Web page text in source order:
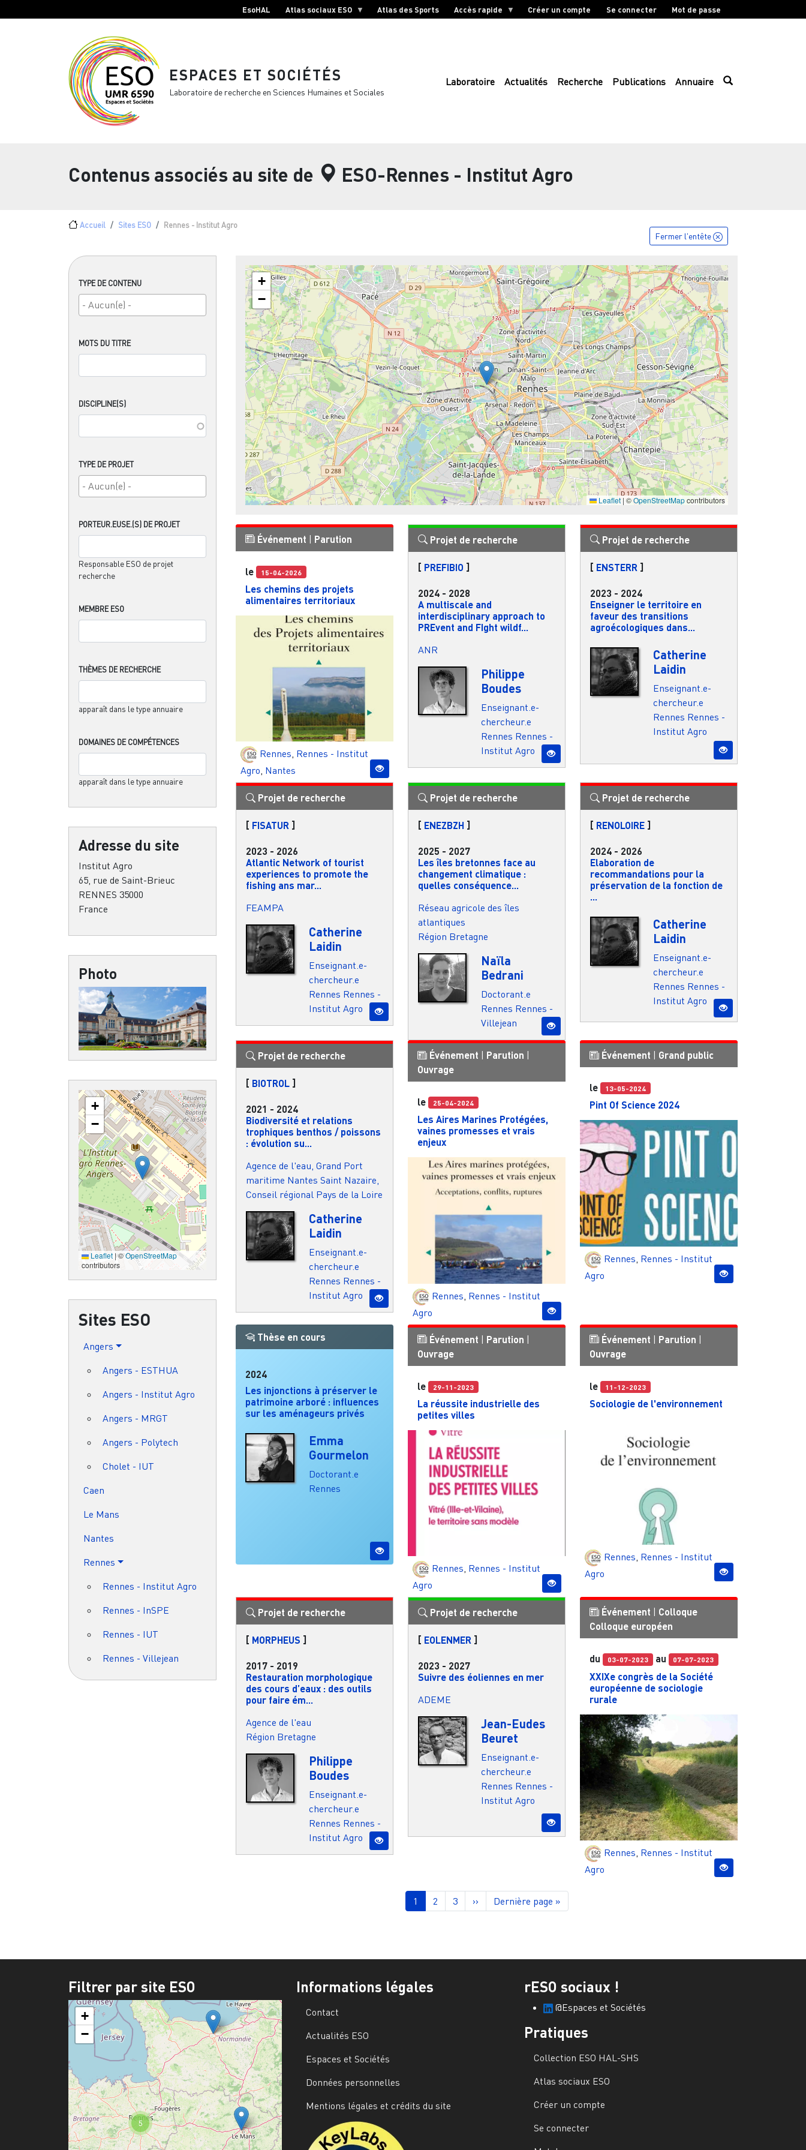
EsoHAL Atlas sociaux ESO Atlas des Sports Accès rapide Créer un compte Se connecter Mot de passe
ESPACES ET SOCIÉTÉS
Laboratoire de recherche en Sciences Humaines et Sociales
Laboratoire Actualités Recherche Publications Annuaire
Contenus associés au site de ESO-Rennes - Institut Agro
Fil d'Ariane
Accueil Sites ESO Rennes - Institut Agro
TYPE DE CONTENU
MOTS DU TITRE
DISCIPLINE(S)
TYPE DE PROJET
PORTEUR.EUSE.(S) DE PROJET
Responsable ESO de projet
recherche
MEMBRE ESO
THÈMES DE RECHERCHE
apparaît dans le type annuaire
DOMAINES DE COMPÉTENCES
apparaît dans le type annuaire
Adresse du site
Institut Agro
65, rue de Saint-Brieuc
RENNES 35000
France
Photo
+
−
Leaflet |©OpenStreetMap
contributors
Sites ESO
Angers
Angers - ESTHUA
Angers - Institut Agro
Angers - MRGT
Angers - Polytech
Cholet - IUT
Caen
Le Mans
Nantes
Rennes
Rennes - Institut Agro
Rennes - InSPE
Rennes - IUT
Rennes - Villejean
Fermer l'entête
+
−
Leaflet | ©OpenStreetMapcontributors
Événement | Parution
le 15-04-2026
Les chemins des projets
alimentaires territoriaux
Rennes, Rennes - Institut
Agro, Nantes
Projet de recherche
[ PREFIBIO ]
2024 - 2028
A multiscale and
interdisciplinary approach to
PREvent and FIght wildf...
ANR
Philippe
Boudes
Enseignant.e-
chercheur.e
Rennes Rennes -
Institut Agro
Projet de recherche
[ ENSTERR ]
2023 - 2024
Enseigner le territoire en
faveur des transitions
agroécologiques dans...
Catherine
Laidin
Enseignant.e-
chercheur.e
Rennes Rennes -
Institut Agro
Projet de recherche
[ FISATUR ]
2023 - 2026
Atlantic Network of tourist
experiences to promote the
fishing ans mar...
FEAMPA
Catherine
Laidin
Enseignant.e-
chercheur.e
Rennes Rennes -
Institut Agro
Projet de recherche
[ ENEZBZH ]
2025 - 2027
Les îles bretonnes face au
changement climatique :
quelles conséquence...
Réseau agricole des îles
atlantiques
Région Bretagne
Naïla
Bedrani
Doctorant.e
Rennes Rennes -
Villejean
Projet de recherche
[ RENOLOIRE]
2024 - 2026
Elaboration de
recommandations pour la
préservation de la fonction de
...
Catherine
Laidin
Enseignant.e-
chercheur.e
Rennes Rennes -
Institut Agro
Projet de recherche
[ BIOTROL ]
2021 - 2024
Biodiversité et relations
trophiques benthos / poissons
: évolution su...
Agence de l'eau, Grand Port
maritime Nantes Saint Nazaire,
Conseil régional Pays de la Loire
Catherine
Laidin
Enseignant.e-
chercheur.e
Rennes Rennes -
Institut Agro
Événement Parution
Ouvrage
le 25-04-2024
Les Aires Marines Protégées,
vaines promesses et vrais
enjeux
Rennes Rennes - Institut
Agro
Événement Grand public
le 13-05-2024
Pint Of Science 2024
Rennes Rennes - Institut
Agro
Thèse en cours
2024
Les injonctions à préserver le
patrimoine arboré : influences
sur les aménageurs privés
Emma
Gourmelon
Doctorant.e
Rennes
Événement | Parution |
Ouvrage
le 29-11-2023
La réussite industrielle des
petites villes
Rennes, Rennes - Institut
Agro
Événement | Parution |
Ouvrage
le 11-12-2023
Sociologie de l'environnement
Rennes, Rennes - Institut
Agro
Projet de recherche
[ MORPHEUS ]
2017 - 2019
Restauration morphologique
des cours d’eaux : des outils
pour faire ém...
Agence de l'eau
Région Bretagne
Philippe
Boudes
Enseignant.e-
chercheur.e
Rennes Rennes -
Institut Agro
Projet de recherche
[ EOLENMER ]
2023 - 2027
Suivre des éoliennes en mer
ADEME
Jean-Eudes
Beuret
Enseignant.e-
chercheur.e
Rennes Rennes -
Institut Agro
Événement
Colloque
Colloque européen
du 03-07-2023 au 07-07-2023
XXIXe congrès de la Société
européenne de sociologie
rurale
Rennes, Rennes - Institut
Agro
Page courante
1 Page
2 Page
3 Page suivante
›› Dernière page
Dernière page »
Filtrer par site ESO
5
+
−
Informations légales
Contact
Actualités ESO
Espaces et Sociétés
Données personnelles
Mentions légales et crédits du site
rESO sociaux !
@Espaces et Sociétés
Pratiques
Collection ESO HAL-SHS
Atlas sociaux ESO
Créer un compte
Se connecter